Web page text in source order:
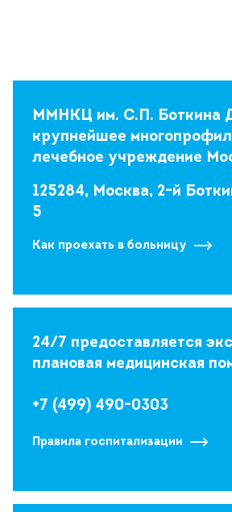
ММНКЦ им. С.П. Боткина
крупнейшее
лечебное учреждение
125284, Москва, 2-й
5
Как проехать в больницу
24/7 предоставляется
плановая медицинская
+7 (499) 490-0303
Правила госпитализации